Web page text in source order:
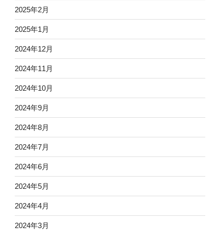
2025年2月
2025年1月
2024年12月
2024年11月
2024年10月
2024年9月
2024年8月
2024年7月
2024年6月
2024年5月
2024年4月
2024年3月